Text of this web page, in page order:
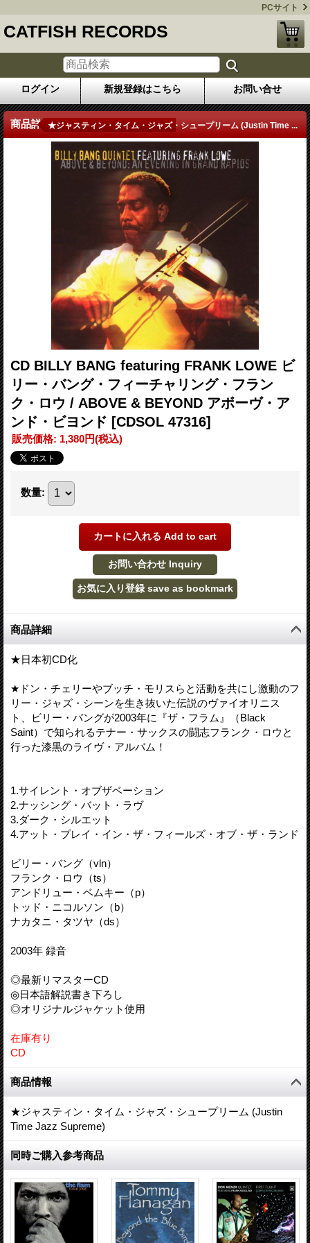
PCサイト
CATFISH RECORDS
ログイン 新規登録はこちら お問い合せ
商品詳細★ジャスティン・タイム・ジャズ・シュープリーム (Justin Time ...
CD BILLY BANG featuring FRANK LOWE ビ
リー・バング・フィーチャリング・フラン
ク・ロウ / ABOVE & BEYOND アボーヴ・ア
ンド・ビヨンド [CDSOL 47316]
販売価格: 1,380円(税込)
数量:
商品詳細
★日本初CD化
★ドン・チェリーやブッチ・モリスらと活動を共にし激動のフ
リー・ジャズ・シーンを生き抜いた伝説のヴァイオリニス
ト、ビリー・バングが2003年に『ザ・フラム』（Black
Saint）で知られるテナー・サックスの闘志フランク・ロウと
行った漆黒のライヴ・アルバム！
1.サイレント・オブザベーション
2.ナッシング・バット・ラヴ
3.ダーク・シルエット
4.アット・プレイ・イン・ザ・フィールズ・オブ・ザ・ランド
ビリー・バング（vln）
フランク・ロウ（ts）
アンドリュー・ベムキー（p）
トッド・ニコルソン（b）
ナカタニ・タツヤ（ds）
2003年 録音
◎最新リマスターCD
◎日本語解説書き下ろし
◎オリジナルジャケット使用
在庫有り
CD
商品情報
★ジャスティン・タイム・ジャズ・シュープリーム (Justin
Time Jazz Supreme)
同時ご購入参考商品